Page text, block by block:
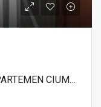
DIJUAL APARTEMEN STUDENT APARTEMEN CIUMBULEUIT, BANDUNG